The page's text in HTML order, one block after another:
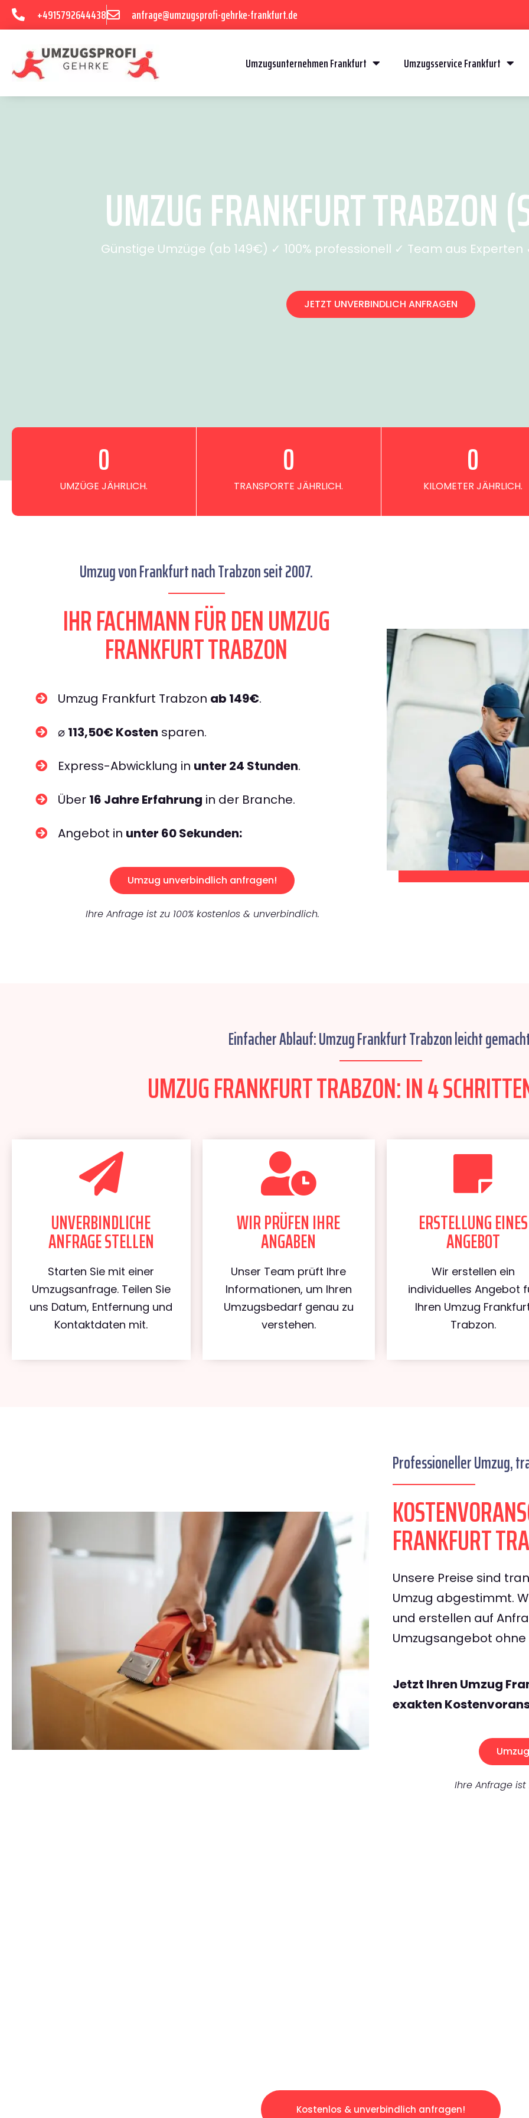
+4915792644438 anfrage@umzugsprofi-gehrke-frankfurt.de
Umzugsunternehmen Frankfurt Umzugsservice Frankfurt
UMZUG FRANKFURT TRABZON
Günstige Umzüge (ab 149€) ✓ 100% professionell ✓ Team aus
JETZT UNVERBINDLICH ANFRAGEN
UMZÜGE JÄHRLICH.
0
TRANSPORTE JÄHRLICH.
0
KILOMETER JÄHRLICH.
0
Umzug von Frankfurt nach Trabzon seit 2007.
IHR FACHMANN FÜR DEN UMZUG
FRANKFURT TRABZON
Umzug Frankfurt Trabzon ab 149€.
⌀ 113,50€ Kosten sparen.
Express-Abwicklung in unter 24 Stunden.
Über 16 Jahre Erfahrung in der Branche.
Angebot in unter 60 Sekunden:
Umzug unverbindlich anfragen!
Ihre Anfrage ist zu 100% kostenlos & unverbindlich.
Einfacher Ablauf: Umzug Frankfurt Trabzon leicht
UMZUG FRANKFURT TRABZON: IN 4
UNVERBINDLICHE
ANFRAGE STELLEN
Starten Sie mit einer
Umzugsanfrage. Teilen Sie
uns Datum, Entfernung und
Kontaktdaten mit.
WIR PRÜFEN IHRE
ANGABEN
Unser Team prüft Ihre
Informationen, um Ihren
Umzugsbedarf genau zu
verstehen.
ERSTELLUNG EINES
ANGEBOT
Wir erstellen ein
individuelles Angebot
Ihren Umzug
Trabzon.
Professioneller Umzug,
FRANKFURT
Unsere Preise sind
Umzug abgestimmt.
und erstellen auf
Umzugsangebot
Jetzt Ihren Umzug
exakten
Ihre Anfrage ist
Kostenlos & unverbindlich anfragen!